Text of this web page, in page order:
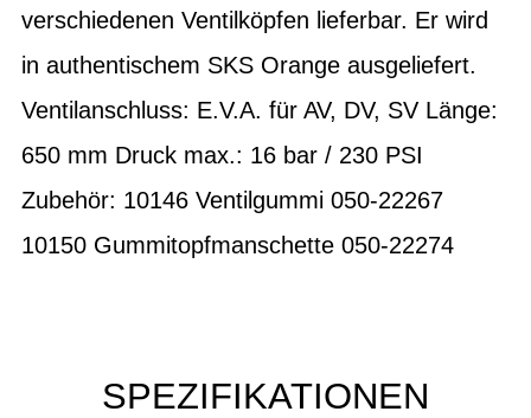
verschiedenen Ventilköpfen lieferbar. Er wird
in authentischem SKS Orange ausgeliefert.
Ventilanschluss: E.V.A. für AV, DV, SV Länge:
650 mm Druck max.: 16 bar / 230 PSI
Zubehör: 10146 Ventilgummi 050-22267
10150 Gummitopfmanschette 050-22274
SPEZIFIKATIONEN